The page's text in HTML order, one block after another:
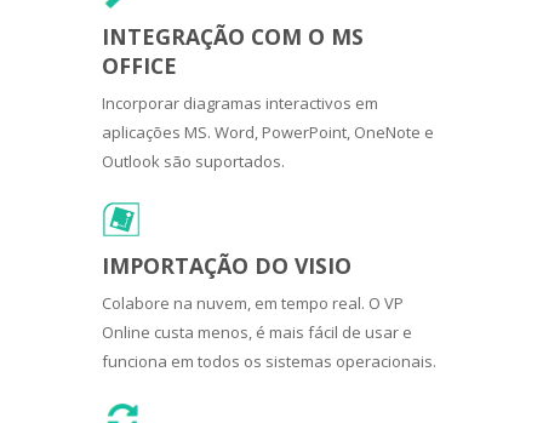
INTEGRAÇÃO COM O MS
OFFICE
Incorporar diagramas interactivos em
aplicações MS. Word, PowerPoint, OneNote e
Outlook são suportados.
IMPORTAÇÃO DO VISIO
Colabore na nuvem, em tempo real. O VP
Online custa menos, é mais fácil de usar e
funciona em todos os sistemas operacionais.